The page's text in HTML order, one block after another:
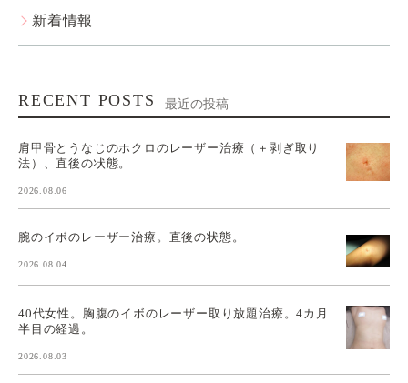
新着情報
RECENT POSTS 最近の投稿
肩甲骨とうなじのホクロのレーザー治療（＋剥ぎ取り
法）、直後の状態。
2026.08.06
腕のイボのレーザー治療。直後の状態。
2026.08.04
40代女性。胸腹のイボのレーザー取り放題治療。4カ月
半目の経過。
2026.08.03